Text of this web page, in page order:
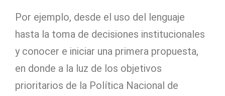
Por ejemplo, desde el uso del lenguaje
hasta la toma de decisiones institucionales
y conocer e iniciar una primera propuesta,
en donde a la luz de los objetivos
prioritarios de la Política Nacional de